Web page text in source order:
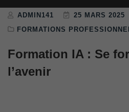
ADMIN141
25 MARS 2025
FORMATIONS
Formation IA : Se
l’avenir